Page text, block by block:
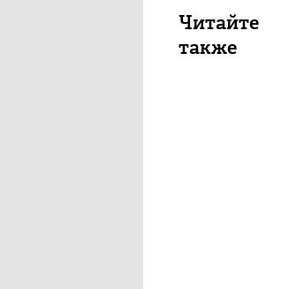
Читайте
также